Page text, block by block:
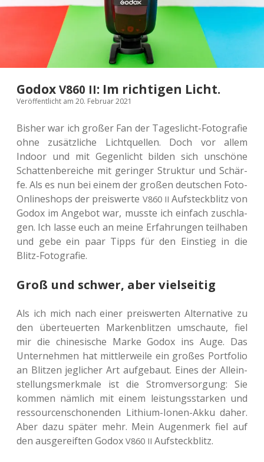
GodoxV860 II: Im richtigen Licht.
Veröffentlicht am 20. Februar 2021
Bisher war ich großer Fan der Tages­licht-Foto­gra­fie
ohne zusätz­li­che Licht­quel­len. Doch vor allem
Indoor und mit Gegen­licht bilden sich unschö­ne
Schat­ten­be­rei­che mit gerin­ger Struk­tur und Schär­
fe. Als es nun bei einem der großen deut­schen Foto-
Online­shops der preis­wer­te V860 II Auf­steck­blitz von
Godox im Ange­bot war, musste ich ein­fach zuschla­
gen. Ich lasse euch an meine Erfah­run­gen teil­ha­ben
und gebe ein paar Tipps für den Ein­stieg in die
Blitz-Fotografie.
Groß und schwer, aber vielseitig
Als ich mich nach einer preis­wer­ten Alter­na­ti­ve zu
den über­teu­er­ten Mar­ken­blit­zen umschau­te, fiel
mir die chi­ne­si­sche Marke Godox ins Auge. Das
Unter­neh­men hat mitt­ler­wei­le ein großes Port­fo­lio
an Blit­zen jeg­li­cher Art auf­ge­baut. Eines der Allein­
stel­lungs­merk­ma­le ist die Strom­ver­sor­gung: Sie
kommen näm­lich mit einem leis­tungs­star­ken und
res­sour­cen­scho­nen­den Lithi­um-Ionen-Akku daher.
Aber dazu später mehr. Mein Augen­merk fiel auf
den aus­ge­reif­ten Godox V860 II Aufsteckblitz.